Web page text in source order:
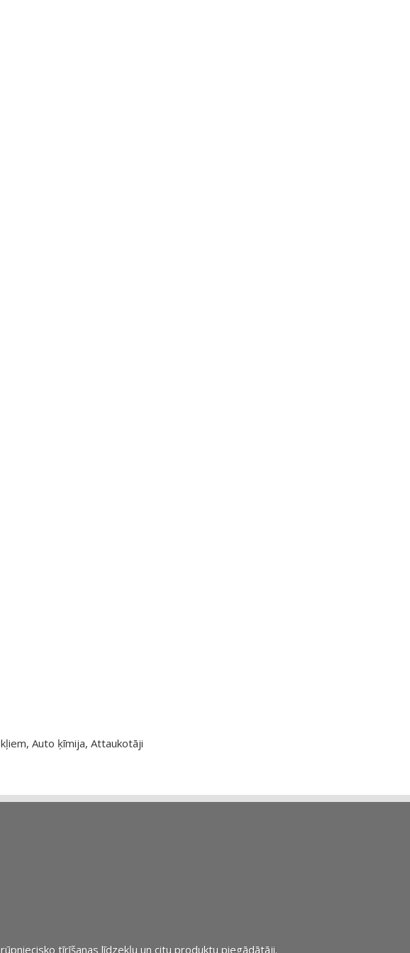
Auto ķīmija, Attaukotāji
tīrīšanas līdzekļu un citu produktu piegādātāji.